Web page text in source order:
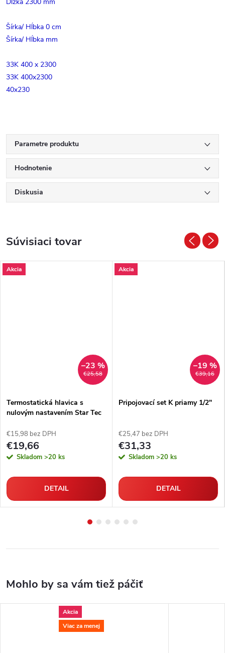
Šírka/ Hĺbka 0 cm
Šírka/ Hĺbka mm
33K 400 x 2300
33K 400x2300
40x230
Parametre produktu
Hodnotenie
Diskusia
Súvisiaci tovar
Akcia
€25,58
–23 %
Termostatická hlavica s
nulovým nastavením Star Tec
€15,98 bez DPH
€19,66
Skladom >20 ks
DETAIL
Akcia
€39,16
–19 %
Pripojovací set K priamy 1/2"
€25,47 bez DPH
€31,33
Skladom >20 ks
DETAIL
Akcia
Viac za menej